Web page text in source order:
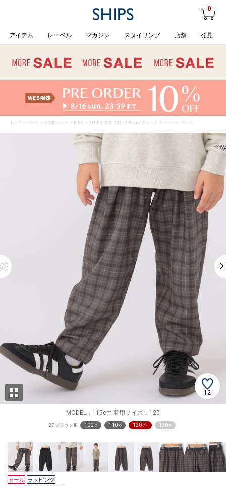
0
アイテム レーベル マガジン スタイリング 店舗 発見
トップ > パンツ > その他パンツ > KIDS > SHIPS KIDS:100～130cm / チェック テーパード パンツ
12
MODEL：115cm 着用サイズ：120
27 ブラウン系 100 ○ 110 ○ 120 △ 130 ×
セール ラッピング